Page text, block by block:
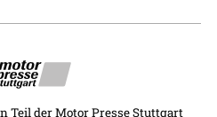
Teil der Motor Presse Stuttgart